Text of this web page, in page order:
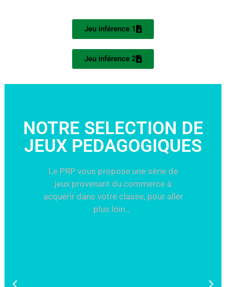
Jeu inférence 1
Jeu inférence 2
NOTRE SELECTION DE
JEUX PEDAGOGIQUES
Le PRP vous propose une série de
jeux provenant du commerce à
acquérir dans votre classe, pour aller
plus loin…